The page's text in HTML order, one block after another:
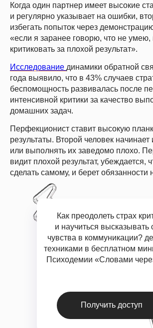
Когда один партнер имеет высокие
и регулярно указывает на ошибки,
избегать попыток через
«если я заранее говорю, что не умею,
критиковать за плохой результат».
Исследование динамики обратной
года выявило, что в 43% случаев
беспомощность развивалась после
интенсивной критики за качество
домашних задач.
Перфекционист ставит высокую
результаты. Второй человек начинает
или выполнять их заведомо плохо.
видит плохой результат, убеждается,
сделать самому, и берет обязанности
Как преодолеть страх
и научиться высказывать
чувства в коммуникации?
техниками в бесплатном
Психодемии «Словами
Получить доступ
Скидки до конца мая
Успейте зафиксировать скидку